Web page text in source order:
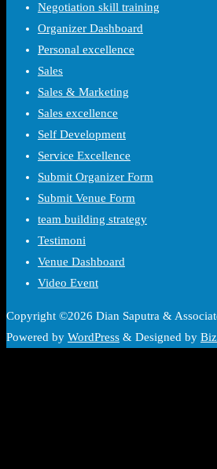
Negotiation skill training
Organizer Dashboard
Personal excellence
Sales
Sales & Marketing
Sales excellence
Self Development
Service Excellence
Submit Organizer Form
Submit Venue Form
team building strategy
Testimoni
Venue Dashboard
Video Event
Copyright ©2026 Dian Saputra &
Powered by WordPress & Designed by